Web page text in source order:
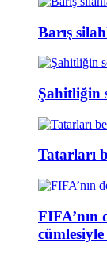
Barış
Tatarları
FIFA’nın
cümlesiyle